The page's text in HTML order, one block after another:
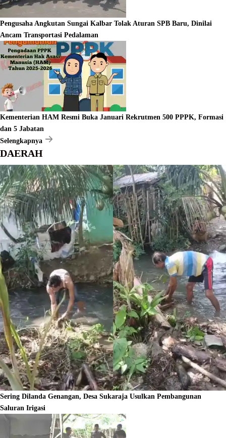
Pengusaha Angkutan Sungai Kalbar Tolak Aturan SPB Baru, Dinilai
Ancam Transportasi Pedalaman
Kementerian HAM Resmi Buka Januari Rekrutmen 500 PPPK, Formasi
dan 5 Jabatan
Selengkapnya
DAERAH
Sering Dilanda Genangan, Desa Sukaraja Usulkan Pembangunan
Saluran Irigasi